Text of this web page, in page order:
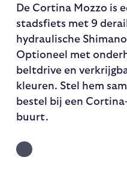
De Cortina Mozzo is
stadsfiets met 9
hydraulische
Optioneel met
beltdrive en
kleuren. Stel hem
bestel bij een
buurt.